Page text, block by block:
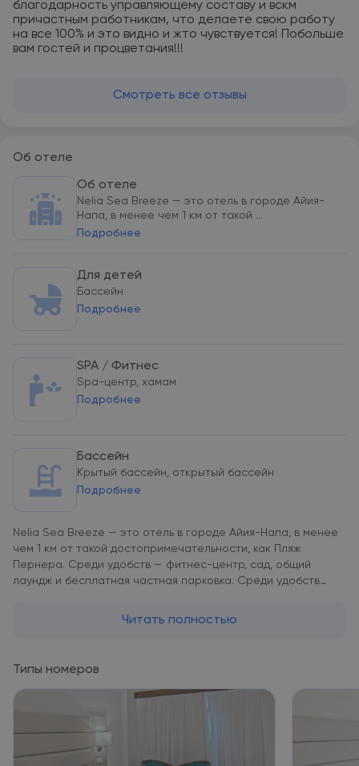
благодарность управляющему составу и вскм
причастным работникам, что делаете свою работу
на все 100% и это видно и жто чувствуется! Побольше
вам гостей и процветания!!!
Смотреть все отзывы
Об отеле
Об отеле
Nelia Sea Breeze — это отель в городе Айия-
Напа, в менее чем 1 км от такой ...
Подробнее
Для детей
Бассейн
Подробнее
SPA / Фитнес
Spa-центр, хамам
Подробнее
Бассейн
Крытый бассейн, открытый бассейн
Подробнее
Nelia Sea Breeze — это отель в городе Айия-Напа, в менее
чем 1 км от такой достопримечательности, как Пляж
Пернера. Среди удобств — фитнес-центр, сад, общий
лаундж и бесплатная частная парковка. Среди удобств
кондиционером, бесплатным Wi-Fi и собственной ванной
имеется телевизор с плоским экраном, письменный стол и
собственная ванная комната, а также предоставляются
распоряжении всех гостей платяной шкаф и чайник. Гостям
Nelia Sea Breeze предоставляется завтрак «шведский стол»
Читать полностью
Типы номеров